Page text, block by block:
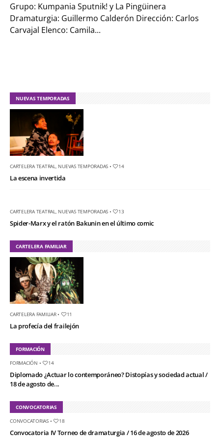
Grupo: Kumpania Sputnik! y La Pingüinera
Dramaturgia: Guillermo Calderón Dirección: Carlos
Carvajal Elenco: Camila...
NUEVAS TEMPORADAS
CARTELERA TEATRAL NUEVAS TEMPORADAS • 14
La escena invertida
CARTELERA TEATRAL NUEVAS TEMPORADAS • 13
Spider-Marx y el ratón Bakunin en el último comic
CARTELERA FAMILIAR
CARTELERA FAMILIAR• 11
La profecía del frailejón
FORMACIÓN
FORMACIÓN • 14
Diplomado ¿Actuar lo contemporáneo? Distopías y sociedad actual /
18 de agosto de...
CONVOCATORIAS
CONVOCATORIAS• 18
Convocatoria IV Torneo de dramaturgia / 16 de agosto de 2026